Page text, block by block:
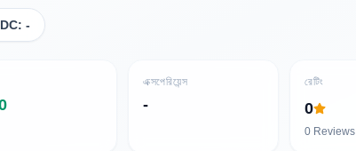
-
এক্সপেরিয়েন্স
-
রেটিং
0
0 Reviews